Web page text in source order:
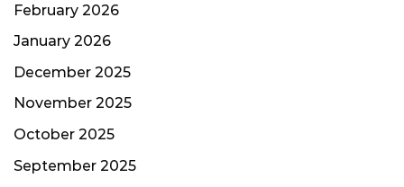
February 2026
January 2026
December 2025
November 2025
October 2025
September 2025